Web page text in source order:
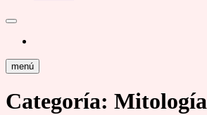
menú
Categoría: Mitología